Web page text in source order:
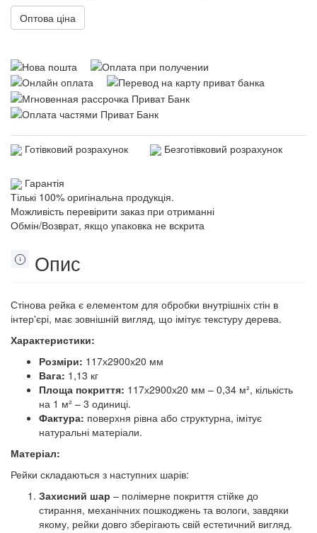
Оптова ціна
Готівковий розрахунок Безготівковий розрахунок
Гарантія
Тількі 100% оригінальна продукція.
Можливість перевірити заказ при отриманні
Обмін/Возврат, якщо упаковка не вскрита
Опис
Стінова рейка є елементом для обробки внутрішніх стін в
інтер'єрі, має зовнішній вигляд, що імітує текстуру дерева.
Характеристики:
Розміри: 117х2900х20 мм
Вага: 1,13 кг
Площа покриття: 117х2900х20 мм – 0,34 м², кількість
на 1 м² – 3 одиниці.
Фактура: поверхня рівна або структурна, імітує
натуральні матеріали.
Матеріал:
Рейки складаються з наступних шарів:
Захисний шар – полімерне покриття стійке до
стирання, механічних пошкоджень та вологи, завдяки
якому, рейки довго зберігають свій естетичний вигляд.